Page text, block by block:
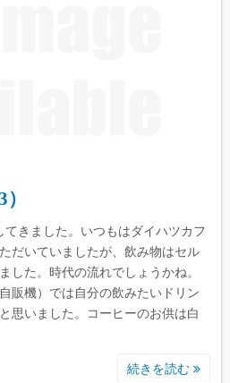
きました。いつもはダイハツカフ
だいていましたが、飲み物はセル
した。時代の流れでしょうかね。
販機）では自分の飲みたいドリン
思いました。コーヒーのお供は白
続きを読む